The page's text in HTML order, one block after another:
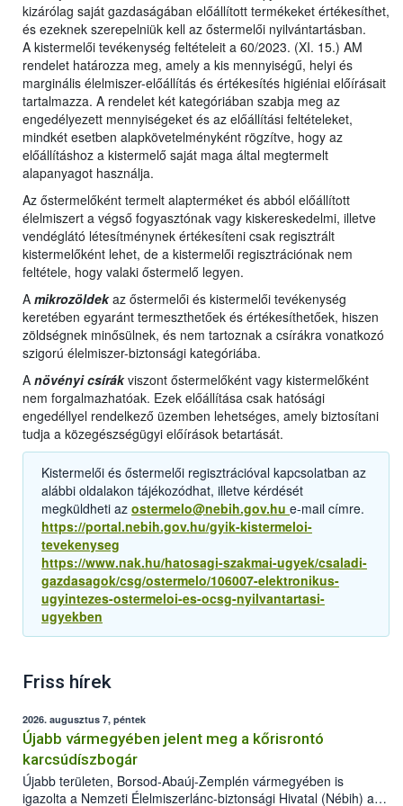
kizárólag saját gazdaságában előállított termékeket értékesíthet,
és ezeknek szerepelniük kell az őstermelői nyilvántartásban.
A kistermelői tevékenység feltételeit a 60/2023. (XI. 15.) AM
rendelet határozza meg, amely a kis mennyiségű, helyi és
marginális élelmiszer-előállítás és értékesítés higiéniai előírásait
tartalmazza. A rendelet két kategóriában szabja meg az
engedélyezett mennyiségeket és az előállítási feltételeket,
mindkét esetben alapkövetelményként rögzítve, hogy az
előállításhoz a kistermelő saját maga által megtermelt
alapanyagot használja.
Az őstermelőként termelt alapterméket és abból előállított
élelmiszert a végső fogyasztónak vagy kiskereskedelmi, illetve
vendéglátó létesítménynek értékesíteni csak regisztrált
kistermelőként lehet, de a kistermelői regisztrációnak nem
feltétele, hogy valaki őstermelő legyen.
A mikrozöldekaz őstermelői és kistermelői tevékenység
keretében egyaránt termeszthetőek és értékesíthetőek, hiszen
zöldségnek minősülnek, és nem tartoznak a csírákra vonatkozó
szigorú élelmiszer-biztonsági kategóriába.
A növényi csírákviszont őstermelőként vagy kistermelőként
nem forgalmazhatóak. Ezek előállítása csak hatósági
engedéllyel rendelkező üzemben lehetséges, amely biztosítani
tudja a közegészségügyi előírások betartását.
Kistermelői és őstermelői regisztrációval kapcsolatban az
alábbi oldalakon tájékozódhat, illetve kérdését
megküldheti az ostermelo@nebih.gov.hu e-mail címre.
https://portal.nebih.gov.hu/gyik-kistermeloi-
tevekenyseg
https://www.nak.hu/hatosagi-szakmai-ugyek/csaladi-
gazdasagok/csg/ostermelo/106007-elektronikus-
ugyintezes-ostermeloi-es-ocsg-nyilvantartasi-
ugyekben
Friss hírek
2026. augusztus 7, péntek
Újabb vármegyében jelent meg a kőrisrontó
karcsúdíszbogár
Újabb területen, Borsod-Abaúj-Zemplén vármegyében is
igazolta a Nemzeti Élelmiszerlánc-biztonsági Hivatal (Nébih) a